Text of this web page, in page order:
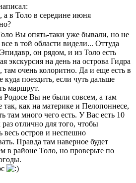
а в Толо в середине июня
Вы опять-таки уже бывали, но не
в той области видели... Оттуда
он рядом, и из Толо есть
экскурсия на день на острова Гидра
там очень колоритно. Да и еще есть в
куда поездить, если чуть дальше
маршрут.
Родосе Вы не были совсем, а там
так, как на материке и Пелопоннесе,
там много чего есть. У Вас есть 10
раз отлично для того, чтобы
весь остров и неспешно
Правда там наверное будет
в районе Толо, но проверьте по